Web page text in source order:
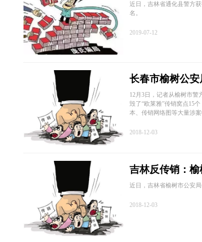
近日，吉林省通化县警方
名。
2019-07-12
长春市榆树公安
12月3日，记者从榆树市警
毁了“欧莱雅”传销窝点15
本、传销网络图等大量涉案
2018-12-03
吉林反传销：
近日，吉林省榆树市公安
2018-12-03